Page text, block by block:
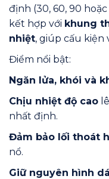
định (30, 60, 90
kết hợp với khung
nhiệt, giúp cấu kiện
Điểm nổi bật:
Ngăn lửa, khói và
Chịu nhiệt độ cao
nhất định.
Đảm bảo lối thoát
nổ.
Giữ nguyên hình